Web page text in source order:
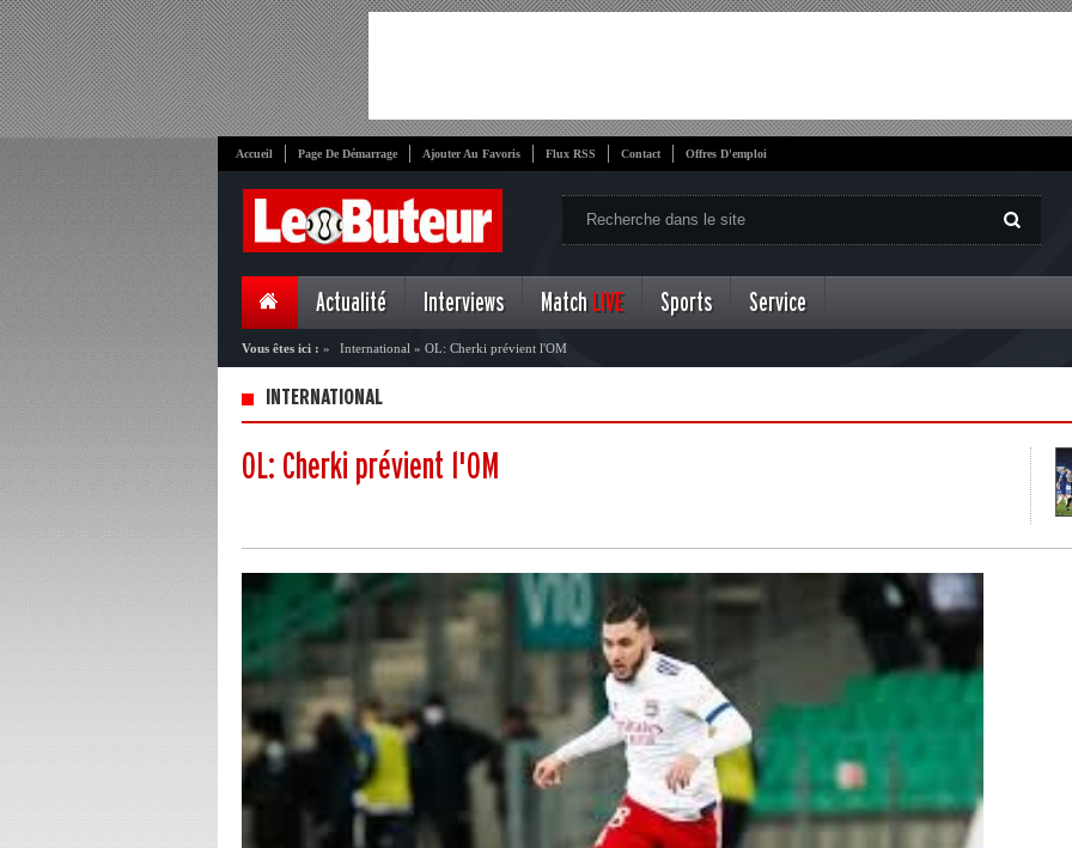
Accueil Page De Démarrage Ajouter Au Favoris Flux RSS Contact Offres D'emploi
Actualité Interviews Match LIVE Sports Service
Vous êtes ici : » International » OL: Cherki prévient l'OM
INTERNATIONAL
OL: Cherki prévient l'OM